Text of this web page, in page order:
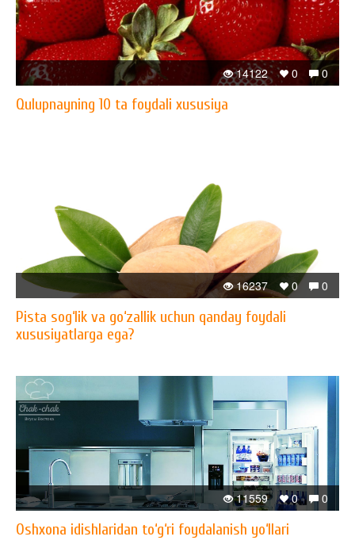
0
0
14122
Qulupnayning 10 ta foydali xususiya
0
0
16237
Pista sog‘lik va go‘zallik uchun qanday foydali
xususiyatlarga ega?
0
0
11559
Oshxona idishlaridan to‘g‘ri foydalanish yo‘llari